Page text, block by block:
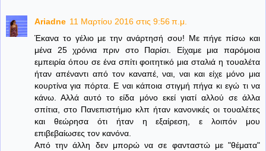
Ariadne 11 Μαρτίου 2016 στις 9:56 π.μ.
Έκανα το γέλιο με την ανάρτησή σου! Με πήγε πίσω και
μένα 25 χρόνια πριν στο Παρίσι. Είχαμε μια παρόμοια
εμπειρία όπου σε ένα σπίτι φοιτητικό μια σταλιά η τουαλέτα
ήταν απέναντι από τον καναπέ, ναι, ναι και είχε μόνο μια
κουρτίνα για πόρτα. Ε ναι κάποια στιγμή πήγα κι εγώ τι να
κάνω. Αλλά αυτό το είδα μόνο εκεί γιατί αλλού σε άλλα
σπίτια, στο Πανεπιστήμιο κλπ ήταν κανονικές οι τουαλέτες
και θεώρησα ότι ήταν η εξαίρεση, ε λοιπόν μου
επιβεβαίωσες τον κανόνα.
Από την άλλη δεν μπορώ να σε φανταστώ με "θέματα"